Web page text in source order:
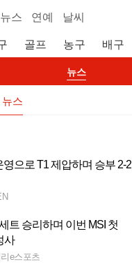
뉴스 연예 날씨
골프 농구 배구
뉴스
뉴스
영으로 T1 제압하며 승부 2-2
트 승리하며 이번 MSI 첫
사
e스포츠